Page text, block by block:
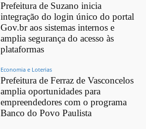
Prefeitura de Suzano inicia
integração do login único do portal
Gov.br aos sistemas internos e
amplia segurança do acesso às
plataformas
Economia e Loterias
Prefeitura de Ferraz de Vasconcelos
amplia oportunidades para
empreendedores com o programa
Banco do Povo Paulista